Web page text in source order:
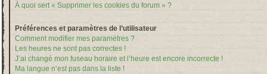
À quoi sert « Supprimer les cookies du forum » ?
Préférences et paramètres de l’utilisateur
Comment modifier mes paramètres ?
Les heures ne sont pas correctes !
J’ai changé mon fuseau horaire et l’heure est encore incorrecte !
Ma langue n’est pas dans la liste !